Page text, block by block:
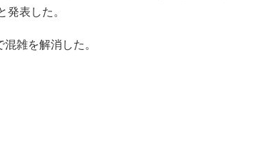
発表した。
雑を解消した。